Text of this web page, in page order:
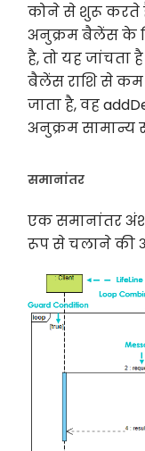
कोने से शुरू करते
अनुक्रम बैलेंस के
है, तो यह जांचता
बैलेंस राशि से कम
जाता है, वह
अनुक्रम सामान्य
समानांतर
एक समानांतर
रूप से चलाने की